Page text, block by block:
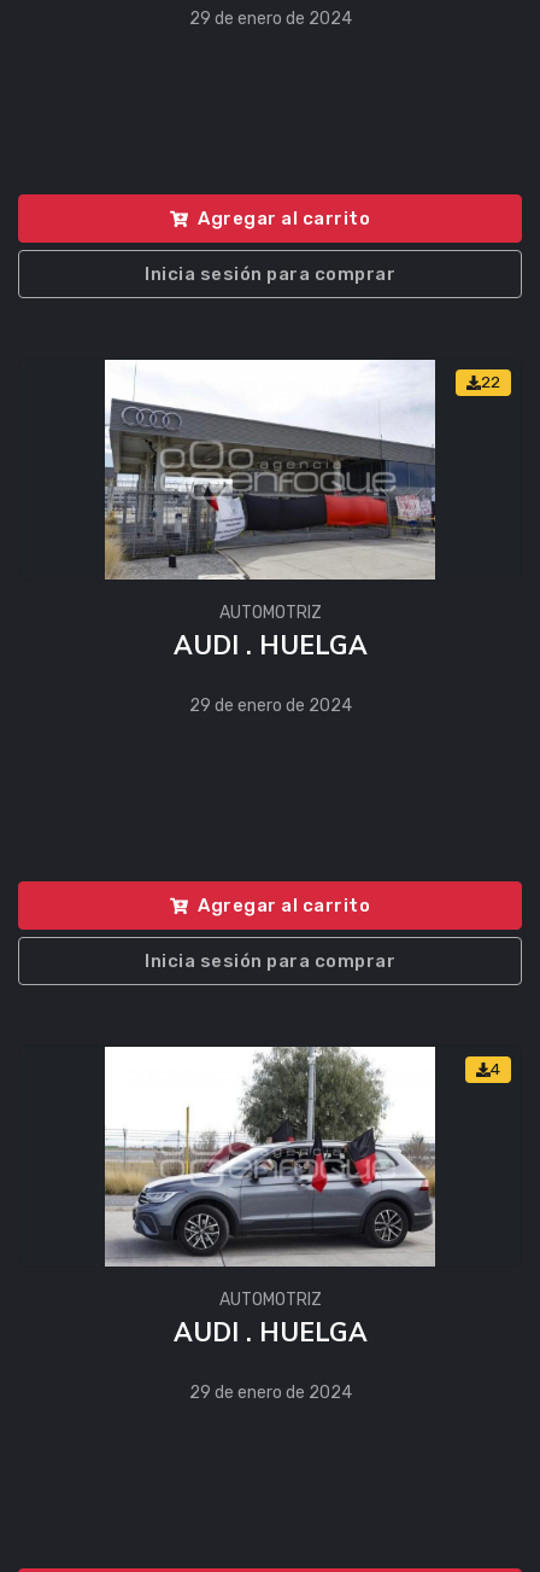
29 de enero de 2024
Agregar al carrito
Inicia sesión para comprar
22
AUTOMOTRIZ
AUDI . HUELGA
29 de enero de 2024
Agregar al carrito
Inicia sesión para comprar
4
AUTOMOTRIZ
AUDI . HUELGA
29 de enero de 2024